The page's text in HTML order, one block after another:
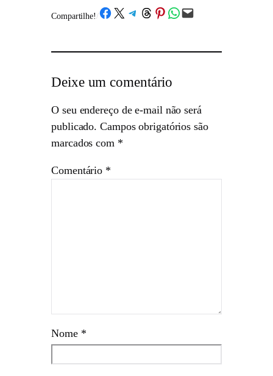
Compartilhe! /Share on Facebook
Share on X Share on Telegram
Share on Threads
Share on Pinterest
Share on WhatsApp
Email this Page
Deixe um comentário
O seu endereço de e-mail não será
publicado. Campos obrigatórios são
marcados com *
Comentário *
Nome *